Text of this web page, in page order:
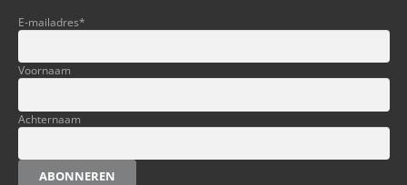
E-mailadres*
Voornaam
Achternaam
ABONNEREN